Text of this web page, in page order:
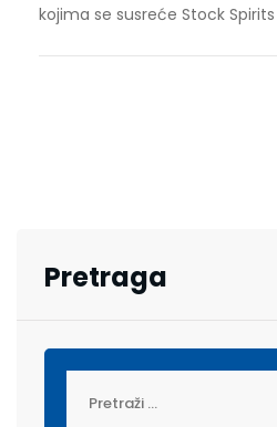
kojima se susreće Stock
Pretraga